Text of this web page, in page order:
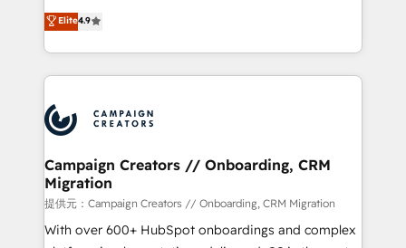
Book Process & Guidelines utilisateurs 🎓
Formations des utilisateurs
technologies and automating their marketing and
sales processes to generate growth. Our offer spans
from Strategy to Operations. We specialize in CRM
onboarding and implementation, web design, sales
extensive experience working with tech companies
and manufacturers since 2002, we are committed to
empowering our clients and developing their
autonomy. Get to grips with HubSpot through
guided implementation and seamless integration of
the CRM platform into your digital ecosystem. Would
Elite4.9
Campaign Creators // Onboarding, CRM
Migration
提供元：Campaign Creators // Onboarding, CRM Migration
With over 600+ HubSpot onboardings and complex